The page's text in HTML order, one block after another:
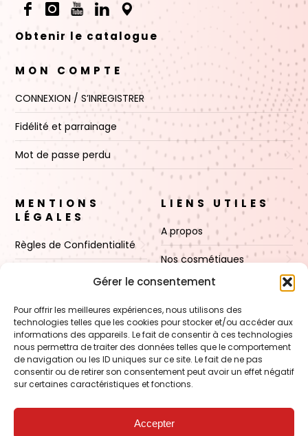
Gérer le consentement
Pour offrir les meilleures expériences, nous utilisons des
technologies telles que les cookies pour stocker et/ou accéder aux
informations des appareils. Le fait de consentir à ces technologies
nous permettra de traiter des données telles que le comportement
de navigation ou les ID uniques sur ce site. Le fait de ne pas
consentir ou de retirer son consentement peut avoir un effet négatif
sur certaines caractéristiques et fonctions.
Accepter
Obtenir le catalogue
MON COMPTE
CONNEXION / S’INREGISTRER
Fidélité et parrainage
Mot de passe perdu
MENTIONS
LÉGALES
Règles de Confidentialité
Politique de cookies (UE)
LIENS UTILES
A propos
Nos cosmétiques
Nos cires
Boutique
Contact
FORMATION – Udef Academy